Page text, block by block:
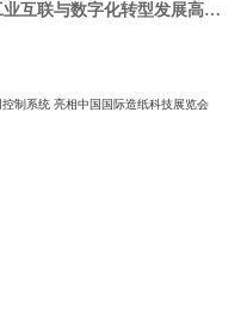
互联与数字化转型发展高峰